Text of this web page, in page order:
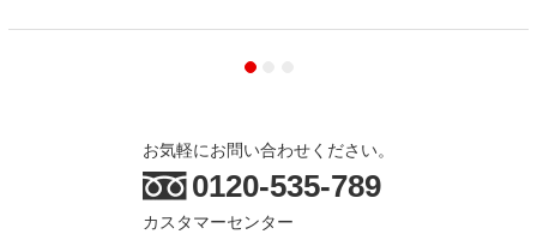
お気軽にお問い合わせください。
0120-535-789
カスタマーセンター